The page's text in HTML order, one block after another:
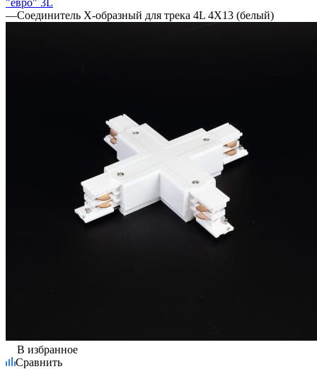
—Соединитель Х-образный для трека 4L 4X13 (белый)
В избранное
Сравнить